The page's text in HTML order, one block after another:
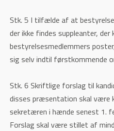
Stk. 5 I tilfælde af at
der ikke findes suppleanter,
bestyrelsesmedlemmers
sig selv indtil førstkommende
Stk. 6 Skriftlige forslag til
disses præsentation skal være
sekretæren i hænde senest 1.
Forslag skal være stillet af